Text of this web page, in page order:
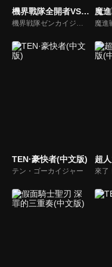
機界戰隊全開者VS煌輝者VS前輩者(中文版)
機界戦隊ゼンカイジャーVSキラメイジャーVSセンパイジャー
TEN·豪快者(中文版)
テン・ゴーカイジャー